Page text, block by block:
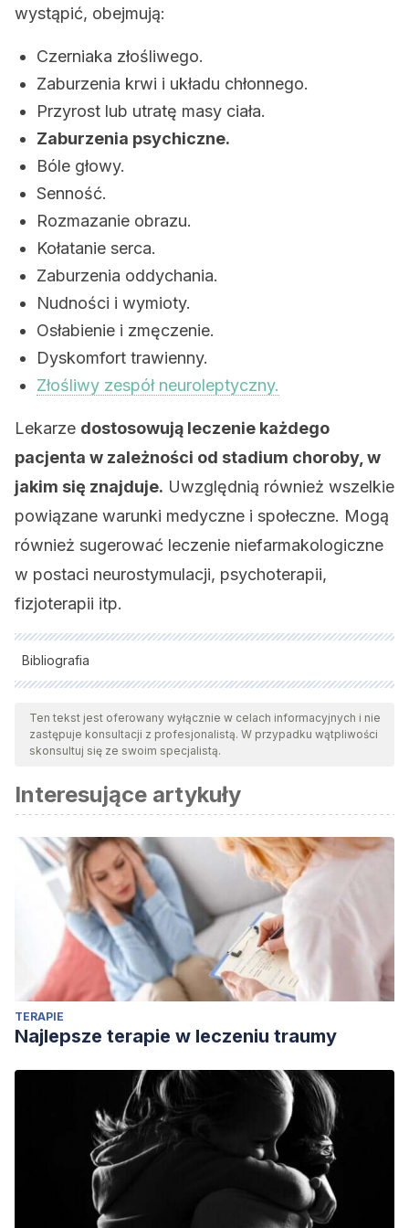
wystąpić, obejmują:
Czerniaka złośliwego.
Zaburzenia krwi i układu chłonnego.
Przyrost lub utratę masy ciała.
Zaburzenia psychiczne.
Bóle głowy.
Senność.
Rozmazanie obrazu.
Kołatanie serca.
Zaburzenia oddychania.
Nudności i wymioty.
Osłabienie i zmęczenie.
Dyskomfort trawienny.
Złośliwy zespół neuroleptyczny.
Lekarze dostosowują leczenie każdego
pacjenta w zależności od stadium choroby, w
jakim się znajduje. Uwzględnią również wszelkie
powiązane warunki medyczne i społeczne. Mogą
również sugerować leczenie niefarmakologiczne
w postaci neurostymulacji, psychoterapii,
fizjoterapii itp.
Bibliografia
Wszystkie cytowane źródła zostały gruntownie
przeanalizowane przez nasz zespół w celu zapewnienia ich
jakości, wiarygodności, aktualności i ważności. Bibliografia
względem naukowym lub akademickim.
Agencia Española de Medicamentos y Productos sanitarios
(2017). Ficha técnica. Sinemet. [Online] Disponible en:
https://cima.aemps.es/cima/dochtml/ft/51794/FT_51794.html
Agencia Española de Medicamentos y Productos
sanitarios. Ficha técnica. Stalevo. [Online] Disponible en:
https://cima.aemps.es/cima/dochtml/ft/03260007/
Juri C, Carlos, & Chaná C, Pedro. (2006). Levodopa for
Parkinson’s disease: What have we learned?.Revista
médica de Chile
Ten tekst jest oferowany wyłącznie w celach informacyjnych i nie
zastępuje konsultacji z profesjonalistą. W przypadku wątpliwości
skonsultuj się ze swoim specjalistą.
Interesujące artykuły
TERAPIE
Najlepsze terapie w leczeniu traumy